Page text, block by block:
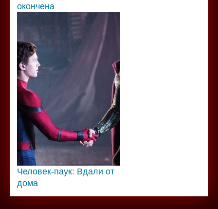
окончена
Человек-паук: Вдали от
дома